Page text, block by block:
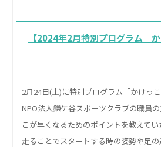
【2024年2月特別プログラム か
2月24日(土)に特別プログラム「かけっ
NPO法人鎌ケ谷スポーツクラブの職員
こが早くなるためのポイントを教えて
走ることでスタートする時の姿勢や足